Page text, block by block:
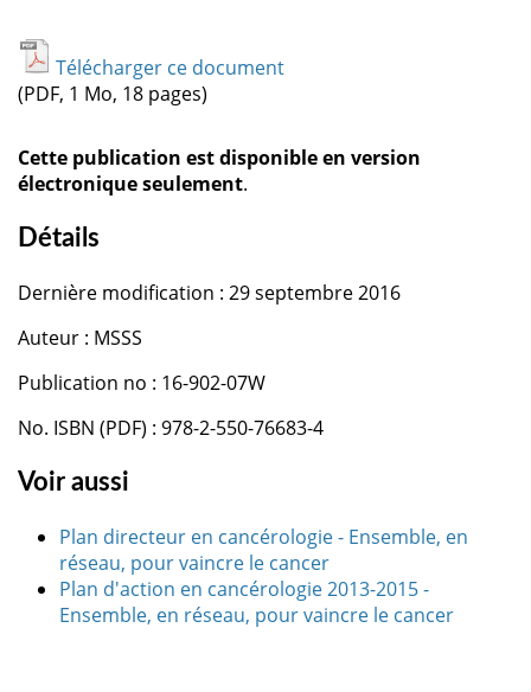
Télécharger ce document
(PDF, 1 Mo, 18 pages)
Cette publication est disponible en version
électronique seulement.
Détails
Dernière modification : 29 septembre 2016
Auteur : MSSS
Publication no : 16-902-07W
No. ISBN (PDF) : 978-2-550-76683-4
Voir aussi
Plan directeur en cancérologie - Ensemble, en
réseau, pour vaincre le cancer
Plan d'action en cancérologie 2013-2015 -
Ensemble, en réseau, pour vaincre le cancer